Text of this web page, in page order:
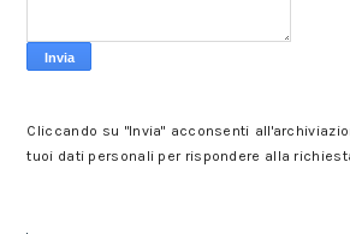
Cliccando su "Invia" acconsenti
tuoi dati personali per rispondere alla